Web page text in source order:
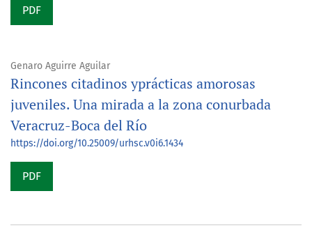
PDF
Genaro Aguirre Aguilar
Rincones citadinos yprácticas amorosas
juveniles. Una mirada a la zona conurbada
Veracruz-Boca del Río
https://doi.org/10.25009/urhsc.v0i6.1434
PDF